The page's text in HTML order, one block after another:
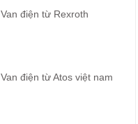
Van điện từ Rexroth
Van điện từ Atos việt nam